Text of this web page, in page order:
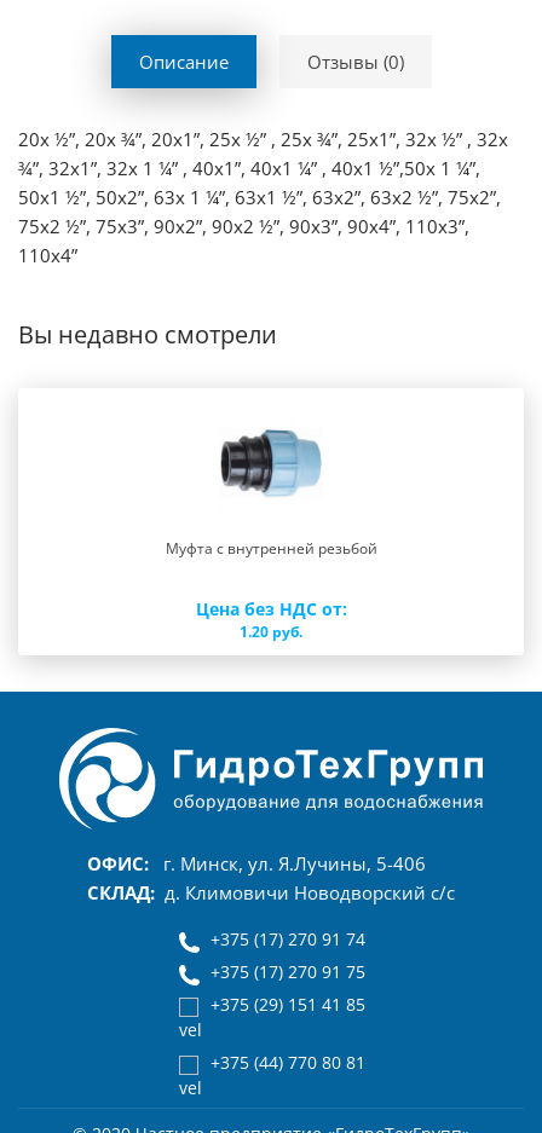
Описание Отзывы (0)
20х ½”, 20х ¾”, 20х1”, 25х ½” , 25х ¾”, 25х1”, 32х ½” , 32х
¾”, 32х1”, 32х 1 ¼” , 40х1”, 40х1 ¼” , 40х1 ½”,50х 1 ¼”,
50х1 ½”, 50х2”, 63х 1 ¼”, 63х1 ½”, 63х2”, 63х2 ½”, 75х2”,
75х2 ½”, 75х3”, 90х2”, 90х2 ½”, 90х3”, 90х4”, 110х3”,
110х4”
Вы недавно смотрели
Муфта с внутренней резьбой
Цена без НДС от:
1.20 pуб.
ОФИС: г. Минск, ул. Я.Лучины, 5-406
СКЛАД: д. Климовичи Новодворский с/с
+375 (17) 270 91 74
+375 (17) 270 91 75
+375 (29) 151 41 85
+375 (44) 770 80 81